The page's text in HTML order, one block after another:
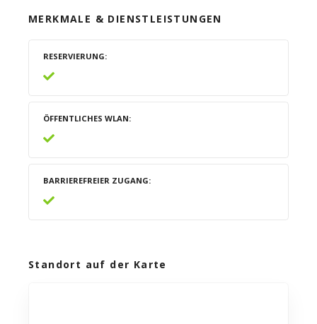
MERKMALE & DIENSTLEISTUNGEN
RESERVIERUNG
ÖFFENTLICHES WLAN
BARRIEREFREIER ZUGANG
Standort auf der Karte